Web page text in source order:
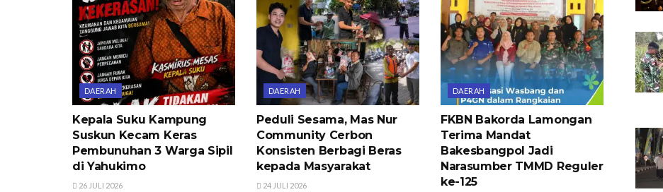
DAERAH
Kepala Suku Kampung
Suskun Kecam Keras
Pembunuhan 3 Warga Sipil
di Yahukimo
26 JULI 2026
DAERAH
Peduli Sesama, Mas Nur
Community Cerbon
Konsisten Berbagi Beras
kepada Masyarakat
24 JULI 2026
DAERAH
FKBN Bakorda Lamongan
Terima Mandat
Bakesbangpol Jadi
Narasumber TMMD Reguler
ke-125